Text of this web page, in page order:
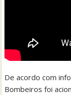
De acordo com
Bombeiros foi